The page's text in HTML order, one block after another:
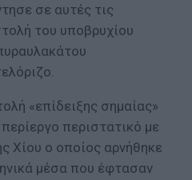
σε αυτές τις
του υποβρυχίου
«επίδειξης σημαίας»
περιστατικό με
Χίου ο οποίος αρνήθηκε
μέσα που έφτασαν